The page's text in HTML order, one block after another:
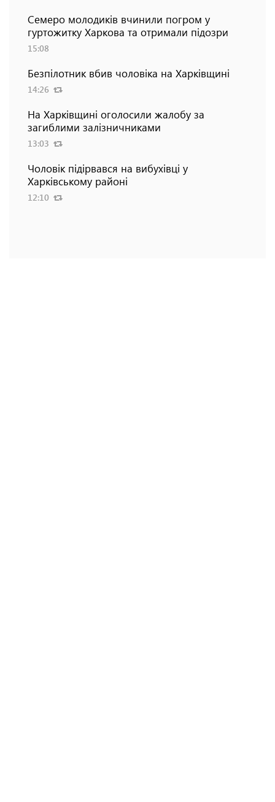
Семеро молодиків вчинили погром у
гуртожитку Харкова та отримали підозри
15:08
Безпілотник вбив чоловіка на Харківщині
14:26
На Харківщині оголосили жалобу за
загиблими залізничниками
13:03
Чоловік підірвався на вибухівці у
Харківському районі
12:10